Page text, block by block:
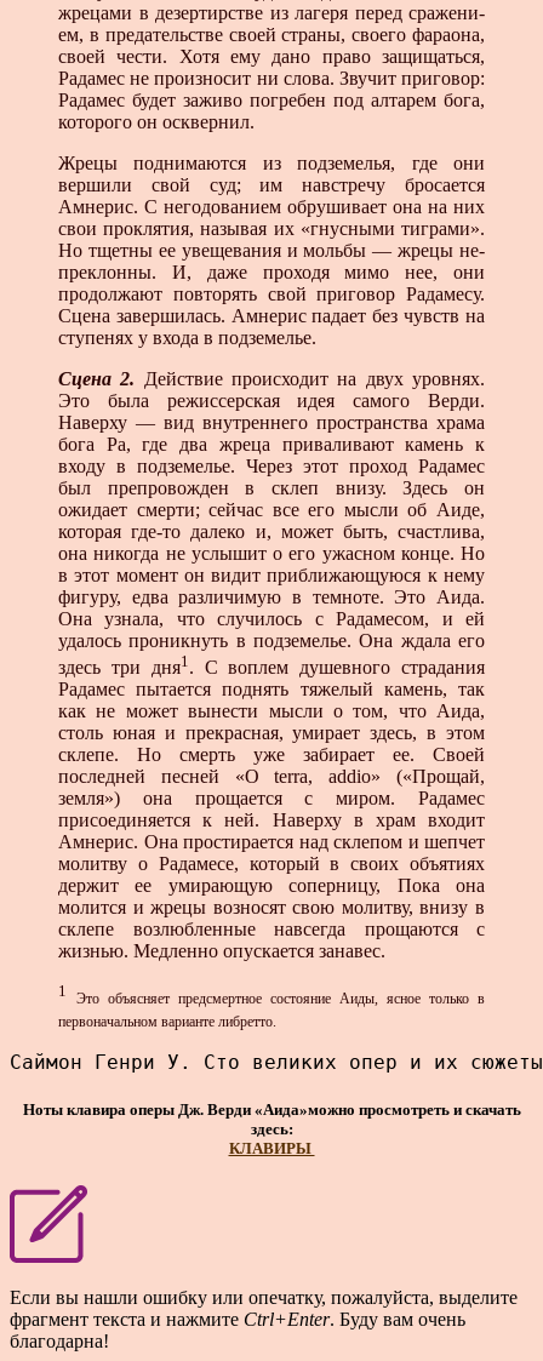
жрецами в дезертирстве из лагеря перед сражени­
ем, в предательстве своей страны, своего фараона,
своей чести. Хотя ему дано право защищаться,
Радамес не произносит ни слова. Звучит приговор:
Радамес будет заживо погребен под алтарем бога,
которого он осквернил.
Жрецы поднимаются из подземелья, где они
вершили свой суд; им навстречу бросается
Амнерис. С негодованием обру­шивает она на них
свои проклятия, называя их «гнусными тиграми».
Но тщетны ее увещевания и мольбы — жрецы не­
преклонны. И, даже проходя мимо нее, они
продолжают по­вторять свой приговор Радамесу.
Сцена завершилась. Амнерис падает без чувств на
ступенях у входа в подземелье.
Сцена 2. Действие происходит на двух уровнях.
Это была режиссерская идея самого Верди.
Наверху — вид внутренне­го пространства храма
бога Ра, где два жреца приваливают камень к
входу в подземелье. Через этот проход Радамес
был препровожден в склеп внизу. Здесь он
ожидает смерти; сей­час все его мысли об Аиде,
которая где-то далеко и, мо­жет быть, счастлива,
она никогда не услышит о его ужас­ном конце. Но
в этот момент он видит приближающуюся к нему
фигуру, едва различимую в темноте. Это Аида.
Она узнала, что случилось с Радамесом, и ей
удалось проникнуть в подземелье. Она ждала его
здесь три дня1. С воплем ду­шевного страдания
Радамес пытается поднять тяжелый ка­мень, так
как не может вынести мысли о том, что Аида,
столь юная и прекрасная, умирает здесь, в этом
склепе. Но смерть уже забирает ее. Своей
последней песней «О terra, addio» («Прощай,
земля») она прощается с миром. Радамес
присоединяется к ней. Наверху в храм входит
Амнерис. Она простирается над склепом и шепчет
молитву о Радамесе, который в своих объятиях
держит ее умирающую соперни­цу, Пока она
молится и жрецы возносят свою молитву, внизу в
склепе возлюбленные навсегда прощаются с
жизнью. Мед­ленно опускается занавес.
1
Это объясняет предсмертное состояние Аиды, ясное только в
первоначальном варианте либретто.
Саймон Генри У. Сто великих опер и их
Ноты клавира оперы Дж. Верди «Аида»можно просмотреть и скачать
здесь:
КЛАВИРЫ
Если вы нашли ошибку или опечатку, пожалуйста, выделите
фрагмент текста и нажмите Ctrl+Enter. Буду вам очень
благодарна!